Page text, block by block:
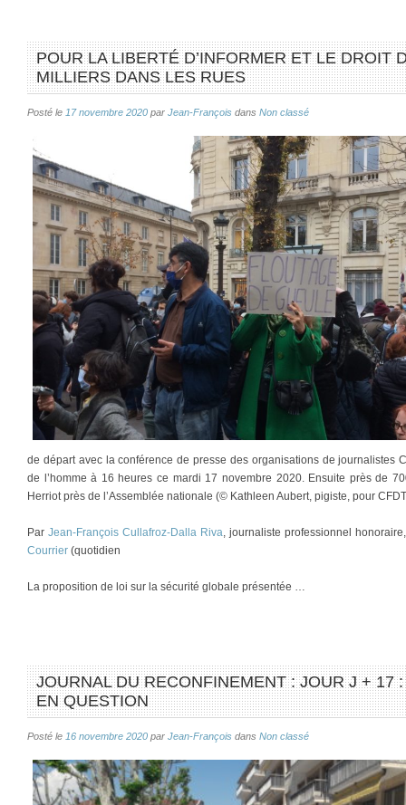
POUR LA LIBERTÉ D’INFORMER ET LE DROIT
MILLIERS DANS LES RUES
Posté le 17 novembre 2020 par Jean-François dans Non classé
de départ avec la conférence de presse des organisations de journalistes
de l’homme à 16 heures ce mardi 17 novembre 2020. Ensuite près de
Herriot près de l’Assemblée nationale (© Kathleen Aubert, pigiste, pour
Par Jean-François Cullafroz-Dalla Riva, journaliste professionnel
Courrier (quotidien
La proposition de loi sur la sécurité globale présentée …
JOURNAL DU RECONFINEMENT : JOUR J + 17
EN QUESTION
Posté le 16 novembre 2020 par Jean-François dans Non classé